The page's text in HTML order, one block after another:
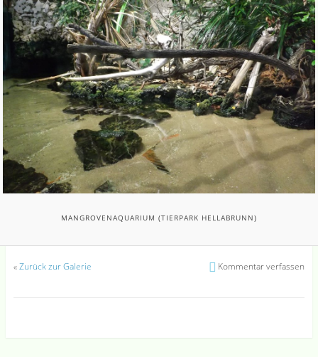
MANGROVENAQUARIUM (TIERPARK HELLABRUNN)
«Zurück zur Galerie Kommentar verfassen